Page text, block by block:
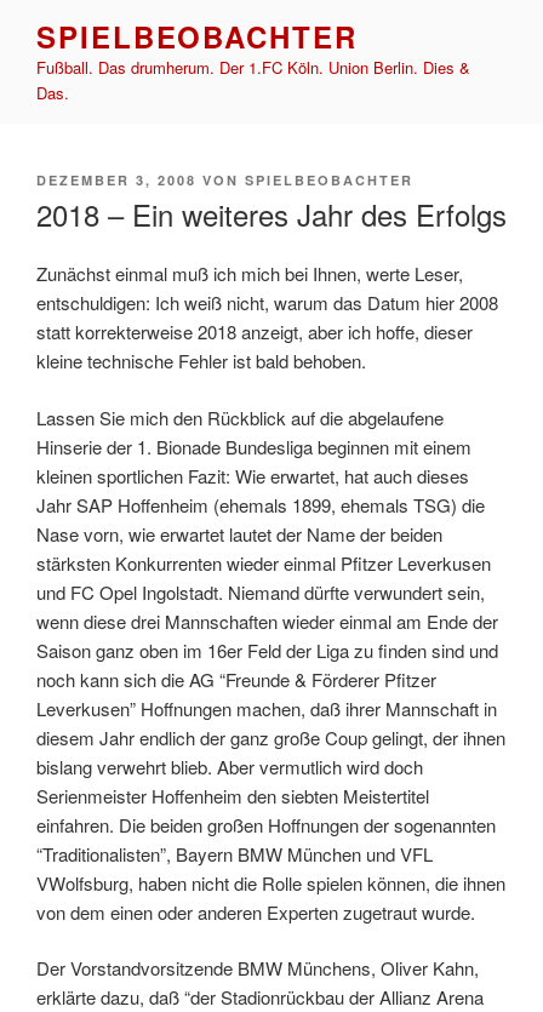
Inhalt
springen
SPIELBEOBACHTER
Fußball. Das drumherum. Der 1.FC Köln. Union Berlin. Dies &
Das.
VERÖFFENTLICHT
DEZEMBER 3, 2008 VON SPIELBEOBACHTER
2018 – Ein weiteres Jahr des Erfolgs
Zunächst einmal muß ich mich bei Ihnen, werte Leser,
entschuldigen: Ich weiß nicht, warum das Datum hier 2008
statt korrekterweise 2018 anzeigt, aber ich hoffe, dieser
kleine technische Fehler ist bald behoben.
Lassen Sie mich den Rückblick auf die abgelaufene
Hinserie der 1. Bionade Bundesliga beginnen mit einem
kleinen sportlichen Fazit: Wie erwartet, hat auch dieses
Jahr SAP Hoffenheim (ehemals 1899, ehemals TSG) die
Nase vorn, wie erwartet lautet der Name der beiden
stärksten Konkurrenten wieder einmal Pfitzer Leverkusen
und FC Opel Ingolstadt. Niemand dürfte verwundert sein,
wenn diese drei Mannschaften wieder einmal am Ende der
Saison ganz oben im 16er Feld der Liga zu finden sind und
noch kann sich die AG “Freunde & Förderer Pfitzer
Leverkusen” Hoffnungen machen, daß ihrer Mannschaft in
diesem Jahr endlich der ganz große Coup gelingt, der ihnen
bislang verwehrt blieb. Aber vermutlich wird doch
Serienmeister Hoffenheim den siebten Meistertitel
einfahren. Die beiden großen Hoffnungen der sogenannten
“Traditionalisten”, Bayern BMW München und VFL
VWolfsburg, haben nicht die Rolle spielen können, die ihnen
von dem einen oder anderen Experten zugetraut wurde.
Der Vorstandvorsitzende BMW Münchens, Oliver Kahn,
erklärte dazu, daß “der Stadionrückbau der Allianz Arena